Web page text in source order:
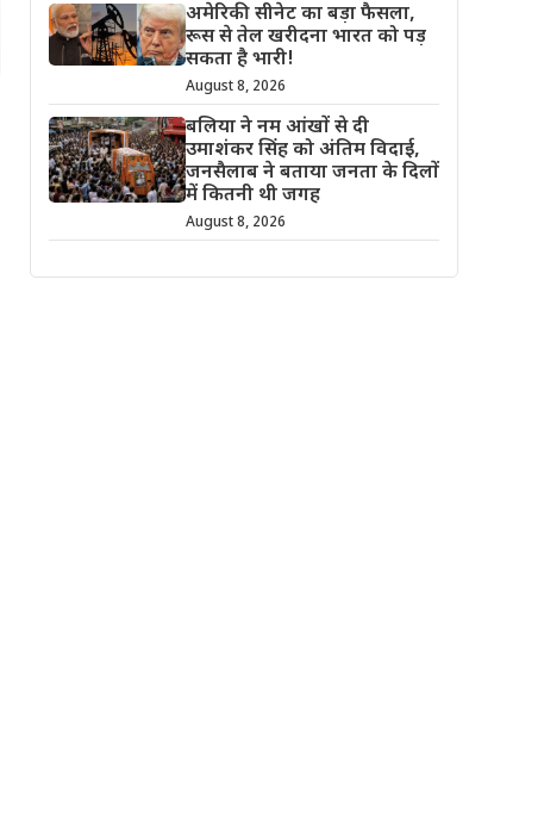
अमेरिकी सीनेट का बड़ा फैसला,
रूस से तेल खरीदना भारत को पड़
सकता है भारी!
August 8, 2026
बलिया ने नम आंखों से दी
उमाशंकर सिंह को अंतिम विदाई,
जनसैलाब ने बताया जनता के दिलों
में कितनी थी जगह
August 8, 2026